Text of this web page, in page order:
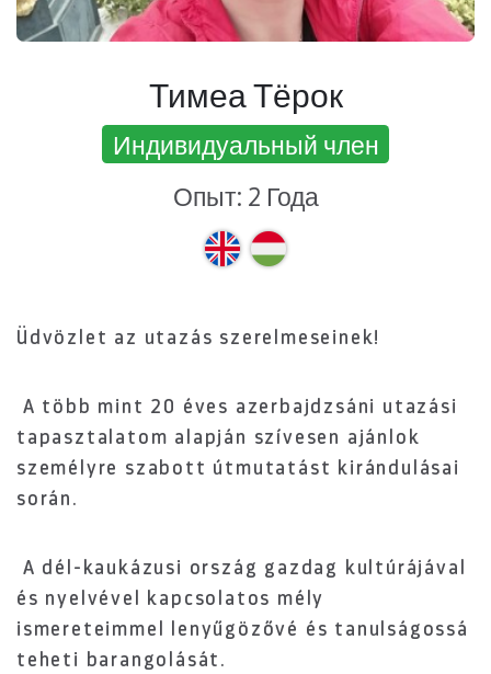
Тимеа Тёрок
Индивидуальный член
Опыт: 2 Года
Üdvözlet az utazás szerelmeseinek!
A több mint 20 éves azerbajdzsáni utazási
tapasztalatom alapján szívesen ajánlok
személyre szabott útmutatást kirándulásai
során.
A dél-kaukázusi ország gazdag kultúrájával
és nyelvével kapcsolatos mély
ismereteimmel lenyűgözővé és tanulságossá
teheti barangolását.